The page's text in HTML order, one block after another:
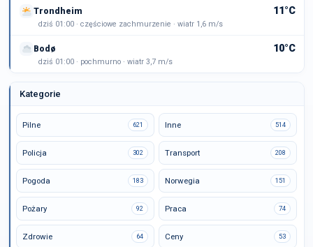
Trondheim 11°C
dziś 01:00 · częściowe zachmurzenie · wiatr 1,6 m/s
Bodø 10°C
dziś 01:00 · pochmurno · wiatr 3,7 m/s
Kategorie
Pilne 621 Inne 514
Policja 302 Transport 208
Pogoda 183 Norwegia 151
Pożary 92 Praca 74
Zdrowie 64 Ceny 53